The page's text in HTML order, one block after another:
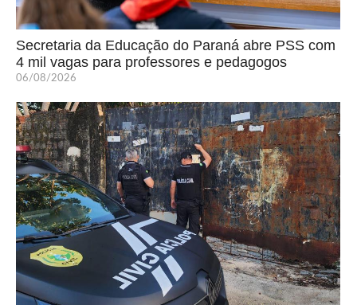
Secretaria da Educação do Paraná abre PSS com
4 mil vagas para professores e pedagogos
06/08/2026